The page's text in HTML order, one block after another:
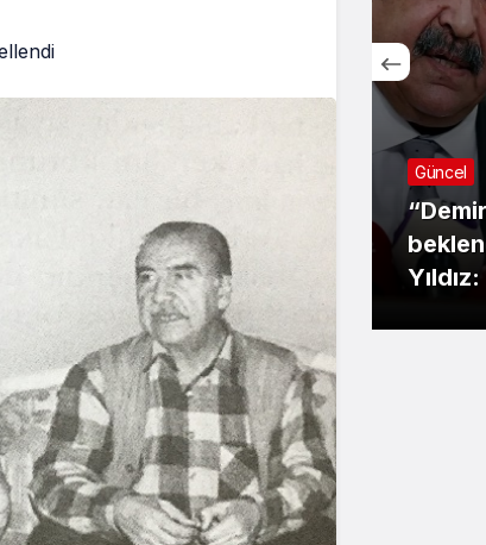
“Demirtaş’ın tahliyesi
beklenebilir mi?” MHP’li
Yıldız: Bekleyin